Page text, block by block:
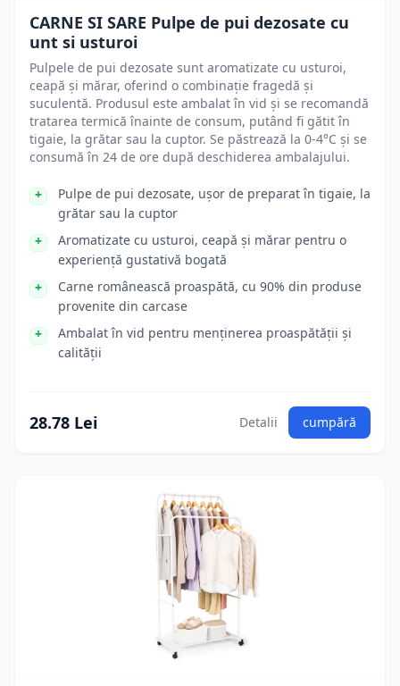
CARNE SI SARE Pulpe de pui dezosate cu
unt si usturoi
Pulpele de pui dezosate sunt aromatizate cu usturoi,
ceapă și mărar, oferind o combinație fragedă și
suculentă. Produsul este ambalat în vid și se recomandă
tratarea termică înainte de consum, putând fi gătit în
tigaie, la grătar sau la cuptor. Se păstrează la 0-4°C și se
consumă în 24 de ore după deschiderea ambalajului.
Pulpe de pui dezosate, ușor de preparat în tigaie, la
grătar sau la cuptor
Aromatizate cu usturoi, ceapă și mărar pentru o
experiență gustativă bogată
Carne românească proaspătă, cu 90% din produse
provenite din carcase
Ambalat în vid pentru menținerea proaspătății și
calității
28.78 Lei Detalii cumpără